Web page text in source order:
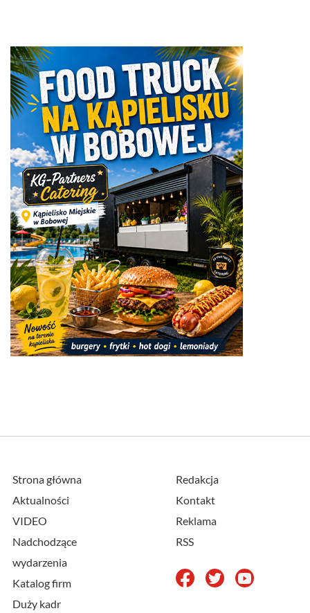
Strona główna
Aktualności
VIDEO
Nadchodzące
wydarzenia
Katalog firm
Duży kadr
Redakcja
Kontakt
Reklama
RSS